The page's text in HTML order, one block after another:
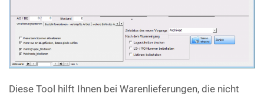
Diese Tool hilft Ihnen bei Warenlieferungen, die nicht